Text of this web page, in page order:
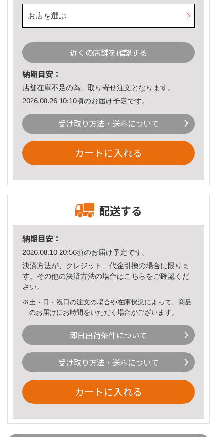
お店を選ぶ
近くの店舗を確認する
納期目安：
店舗在庫不足の為、取り寄せ注文となります。
2026.08.26 10:10頃のお届け予定です。
受け取り方法・送料について
カートに入れる
配送する
納期目安：
2026.08.10 20:56頃のお届け予定です。
決済方法が、クレジット、代金引換の場合に限りま
す。その他の決済方法の場合はこちら をご確認くだ
さい。
※土・日・祝日の注文の場合や在庫状況によって、商品
のお届けにお時間をいただく場合がございます。
即日出荷条件について
受け取り方法・送料について
カートに入れる